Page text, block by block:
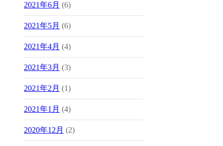
2021年6月 (6)
2021年5月 (6)
2021年4月 (4)
2021年3月 (3)
2021年2月 (1)
2021年1月 (4)
2020年12月 (2)